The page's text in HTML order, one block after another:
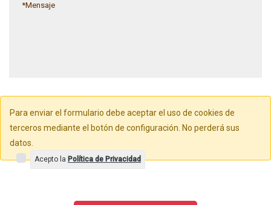
Para enviar el formulario debe aceptar el uso de cookies de
terceros mediante el botón de configuración. No perderá sus
datos.
Acepto la Política de Privacidad